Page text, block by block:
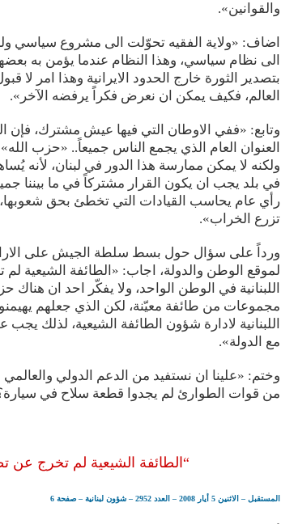
والقوانين».
اضاف: «ولاية الفقيه تحوّلت الى مشروع سياسي
الى نظام سياسي، وهذا النظام عندما يؤمن به
بتصدير الثورة خارج الحدود الايرانية وهذا امر لا
العالم، فكيف يمكن ان نعرض فكراً يرفضه الآخر».
وتابع: «ففي الاوطان التي فيها عيش مشترك،
العنوان العام الذي يجمع الناس جميعاً.. «حزب
ولكنه لا يمكن ممارسة هذا الدور في لبنان، لأنه
في بلد يجب ان يكون القرار مشتركاً في ما بيننا
رأي عام يحاسب القيادات التي تخطئ بحق
تزرع الخراب».
ورداً على سؤال حول بسط سلطة الجيش على الاراضي
لموقع الوطن والدولة، اجاب: «الطائفة الشيعية
اللبنانية في الوطن الواحد، ولا يفكّر احد ان
مجموعات من طائفة معيّنة، لكن الذي جعلهم
اللبنانية لادارة شؤون الطائفة الشيعية، لذلك
مع الدولة».
من قوات الطوارئ لم يجدوا قطعة سلاح في
“الطائفة الشيعية لم تخرج عن
المستقبل – الاثنين 5 أيار 2008 – العدد 2952 – شؤون لبنانية – صفحة 6